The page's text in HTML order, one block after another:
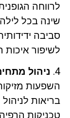
שינה בכל
סביבה
לשיפור איכות
4. ניהול
השפעות
בריאות
טכניקות